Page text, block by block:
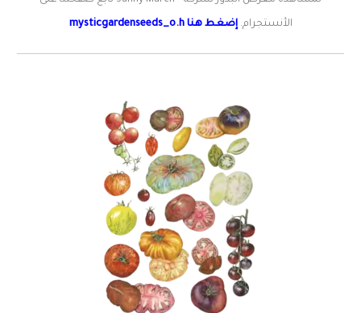
الأنستجرام.إضغط هنا mysticgardenseeds_o.h